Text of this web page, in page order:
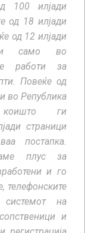
100 илјади
од 18 илјади
од 12 илјади
само во
работи за
Повеќе од
во Република
коишто ги
страници
постапка.
плус за
и го
телефонските
на
и